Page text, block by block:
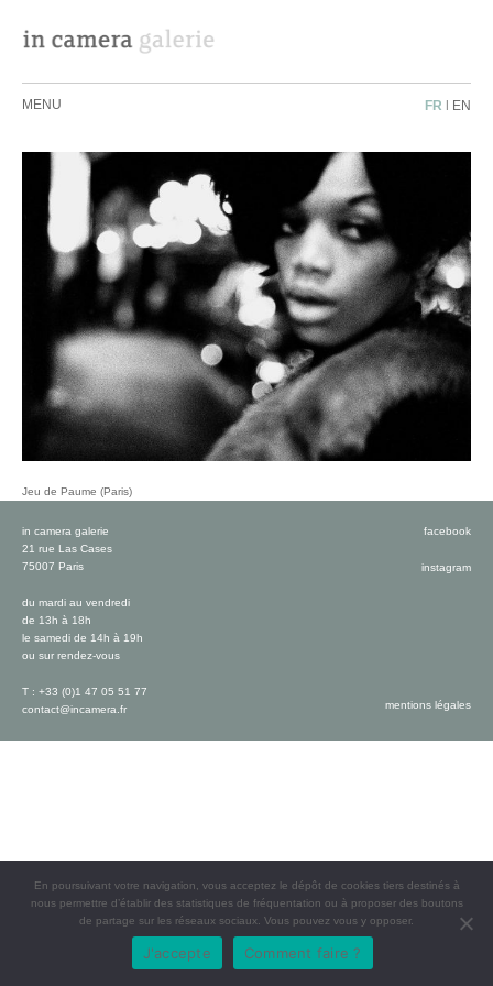
MENU FR | EN
Jeu de Paume (Paris)
in camera galerie
21 rue Las Cases
75007 Paris
du mardi au vendredi
de 13h à 18h
le samedi de 14h à 19h
ou sur rendez-vous
T : +33 (0)1 47 05 51 77
contact@incamera.fr
facebook
instagram
mentions légales
En poursuivant votre navigation, vous acceptez le dépôt de cookies tiers destinés à
nous permettre d’établir des statistiques de fréquentation ou à proposer des boutons
de partage sur les réseaux sociaux. Vous pouvez vous y opposer.
J'accepte Comment faire ?